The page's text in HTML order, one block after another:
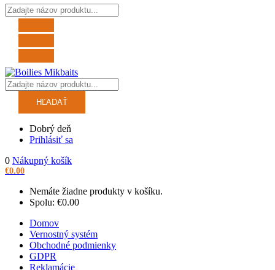
HĽADAŤ
Dobrý deň
Prihlásiť sa
0 Nákupný košík
€0.00
Nemáte žiadne produkty v košíku.
Spolu: €0.00
Domov
Vernostný systém
Obchodné podmienky
GDPR
Reklamácie